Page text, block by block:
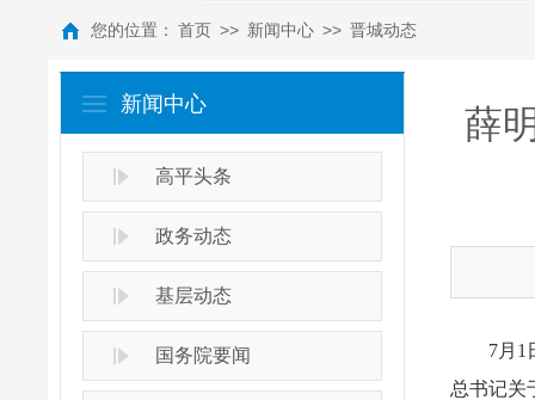
您的位置： 首页 >> 新闻中心 >> 晋城动态
新闻中心
高平头条
政务动态
基层动态
国务院要闻
薛
7月1
总书记关